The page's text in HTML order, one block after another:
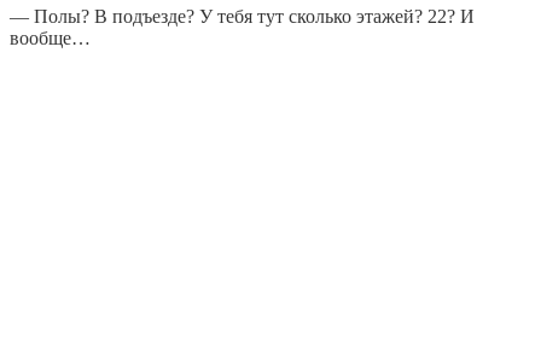
— Полы? В подъезде? У тебя тут сколько этажей? 22? И
вообще…